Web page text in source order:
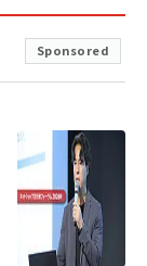
Sponsored